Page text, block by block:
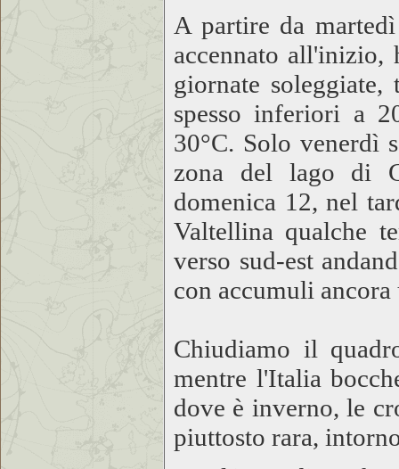
A partire da
accennato all'inizio,
giornate
spesso inferiori a
30°C. Solo venerdì
zona del lago di
domenica 12, nel
Valtellina qualche
verso sud-est
con accumuli
Chiudiamo il
mentre l'Italia
dove è inverno, le
piuttosto rara,